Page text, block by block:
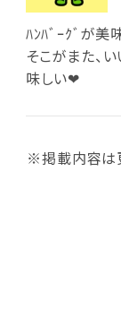
ﾊﾝﾊﾞｰｸﾞが美
そこがまた、
味しい❤
※掲載内容は